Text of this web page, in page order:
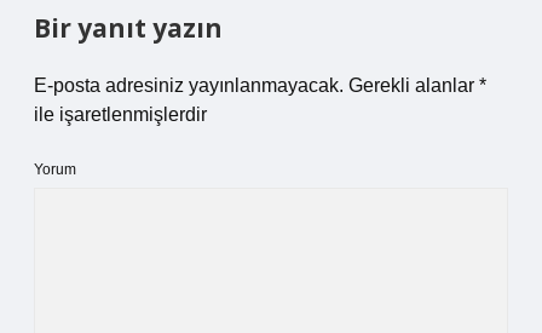
Bir yanıt yazın
E-posta adresiniz yayınlanmayacak. Gerekli alanlar *
ile işaretlenmişlerdir
Yorum